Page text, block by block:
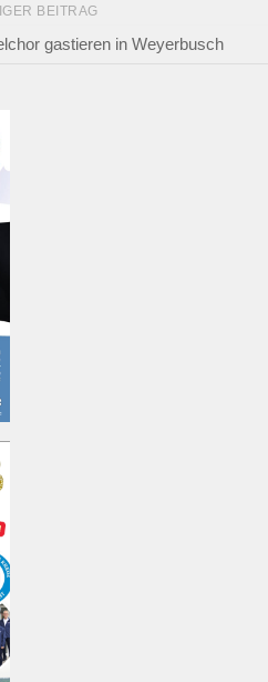
BEITRAG
gastieren in Weyerbusch